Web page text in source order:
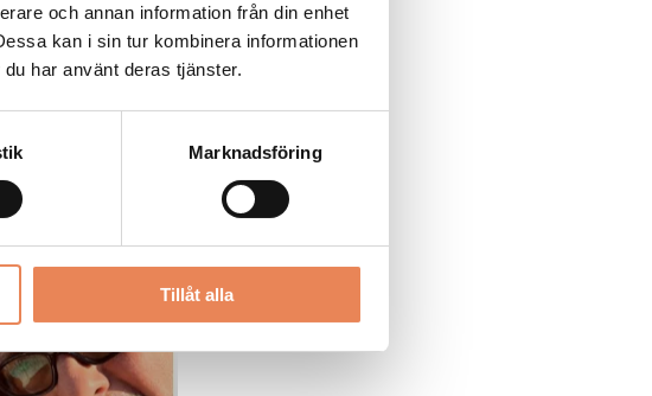
och annan information från din enhet
kan i sin tur kombinera informationen
har använt deras tjänster.
Marknadsföring
Tillåt alla